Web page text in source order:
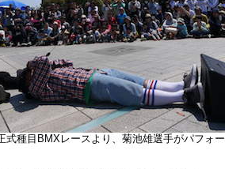
式種目BMXレースより、菊池雄選手がパフォー